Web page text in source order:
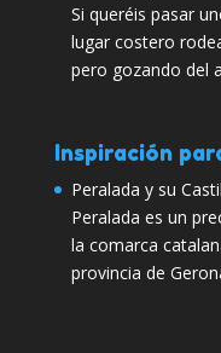
Si queréis pasar
lugar costero
pero gozando del
Inspiración
Peralada y su
Peralada es un
la comarca
provincia de